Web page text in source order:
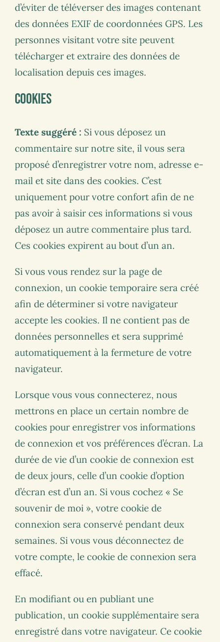
d’éviter de téléverser des images contenant
des données EXIF de coordonnées GPS. Les
personnes visitant votre site peuvent
télécharger et extraire des données de
localisation depuis ces images.
Cookies
Texte suggéré : Si vous déposez un
commentaire sur notre site, il vous sera
proposé d’enregistrer votre nom, adresse e-
mail et site dans des cookies. C’est
uniquement pour votre confort afin de ne
pas avoir à saisir ces informations si vous
déposez un autre commentaire plus tard.
Ces cookies expirent au bout d’un an.
Si vous vous rendez sur la page de
connexion, un cookie temporaire sera créé
afin de déterminer si votre navigateur
accepte les cookies. Il ne contient pas de
données personnelles et sera supprimé
automatiquement à la fermeture de votre
navigateur.
Lorsque vous vous connecterez, nous
mettrons en place un certain nombre de
cookies pour enregistrer vos informations
de connexion et vos préférences d’écran. La
durée de vie d’un cookie de connexion est
de deux jours, celle d’un cookie d’option
d’écran est d’un an. Si vous cochez « Se
souvenir de moi », votre cookie de
connexion sera conservé pendant deux
semaines. Si vous vous déconnectez de
votre compte, le cookie de connexion sera
effacé.
En modifiant ou en publiant une
publication, un cookie supplémentaire sera
enregistré dans votre navigateur. Ce cookie